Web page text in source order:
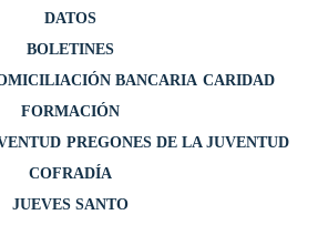
DATOS
BOLETINES
BANCARIA CARIDAD
FORMACIÓN
PREGONES DE LA JUVENTUD
COFRADÍA
JUEVES SANTO